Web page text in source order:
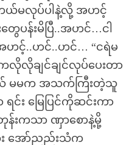
တယ်မလုပ်ပါနဲ့လို့ အဟင့်
ေပန်းမိပြီ..အဟင်…ငါ
အဟင့်..ဟင်..ဟင်… “ငရဲမ
လိုလိုချင်ချင်လုပ်ပေးတာ
ယ် မမက အသက်ကြီးတဲ့သူ
ရင်း မြေပြင်ကိုဆင်းကာ
န်းကသာ ဏှာစောနဲ့မို့
း အော်ညည်းသံက